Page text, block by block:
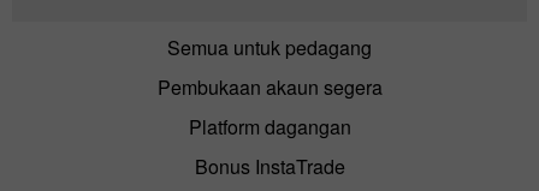
Semua untuk pedagang
Pembukaan akaun segera
Platform dagangan
Bonus InstaTrade